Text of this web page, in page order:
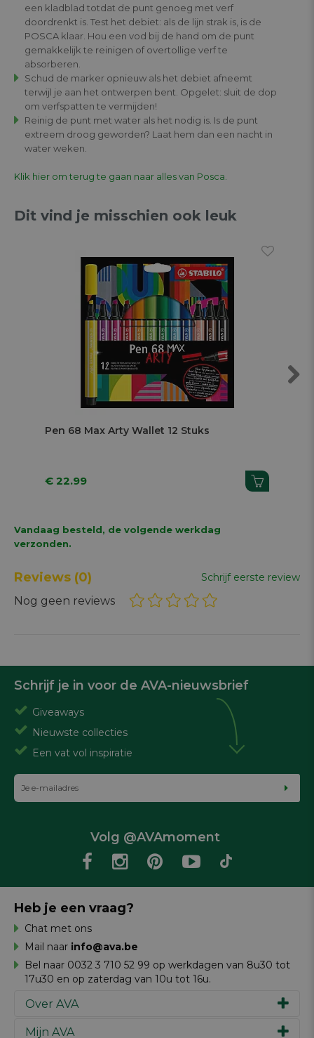
een kladblad totdat de punt genoeg met verf
doordrenkt is. Test het debiet: als de lijn strak is, is de
POSCA klaar. Hou een vod bij de hand om de punt
gemakkelijk te reinigen of overtollige verf te
absorberen.
Schud de marker opnieuw als het debiet afneemt
terwijl je aan het ontwerpen bent. Opgelet: sluit de dop
om verfspatten te vermijden!
Reinig de punt met water als het nodig is. Is de punt
extreem droog geworden? Laat hem dan een nacht in
water weken.
Klik hier om terug te gaan naar alles van Posca.
Dit vind je misschien ook leuk
Pen 68 Max Arty Wallet 12 Stuks
€ 22.99
Vandaag besteld, de volgende werkdag
verzonden.
Reviews (0) Schrijf eerste review
Nog geen reviews
Schrijf je in voor de AVA-nieuwsbrief
Giveaways
Nieuwste collecties
Een vat vol inspiratie
Volg @AVAmoment
Over AVA
Ons verhaal
Mijn AVA
Heb je een vraag?
Chat met ons
Mail naar info@ava.be
Bel naar 0032 3 710 52 99 op werkdagen van 8u30 tot
17u30 en op zaterdag van 10u tot 16u.